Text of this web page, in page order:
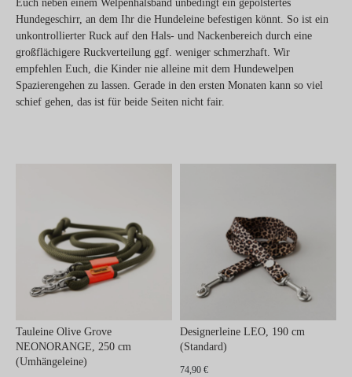
Euch neben einem Welpenhalsband unbedingt ein gepolstertes
Hundegeschirr, an dem Ihr die Hundeleine befestigen könnt. So ist ein
unkontrollierter Ruck auf den Hals- und Nackenbereich durch eine
großflächigere Ruckverteilung ggf. weniger schmerzhaft. Wir
empfehlen Euch, die Kinder nie alleine mit dem Hundewelpen
Spazierengehen zu lassen. Gerade in den ersten Monaten kann so viel
schief gehen, das ist für beide Seiten nicht fair.
Tauleine Olive Grove
NEONORANGE, 250 cm
(Umhängeleine)
Designerleine LEO, 190 cm
(Standard)
74,90 €